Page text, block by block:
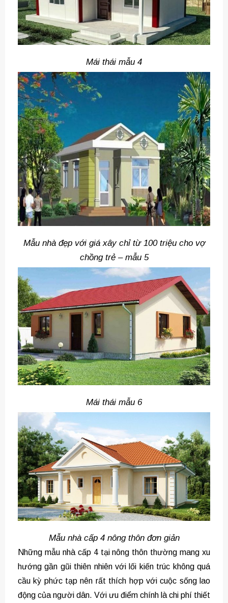
Mái thái mẫu 4
Mẫu nhà đẹp với giá xây chỉ từ 100 triệu cho vợ
chồng trẻ – mẫu 5
Mái thái mẫu 6
Mẫu nhà cấp 4 nông thôn đơn giản
Những mẫu nhà cấp 4 tại nông thôn thường mang xu
hướng gần gũi thiên nhiên với lối kiến trúc không quá
cầu kỳ phức tạp nên rất thích hợp với cuộc sống lao
động của người dân. Với ưu điểm chính là chi phí thiết